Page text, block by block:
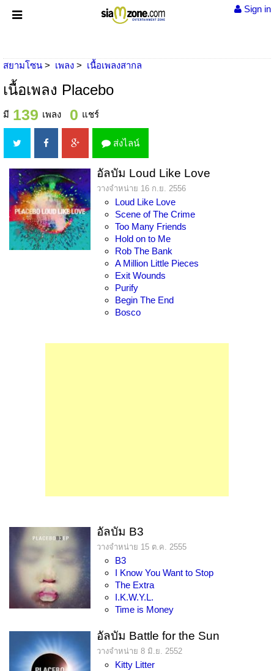
Sign in
สยามโซน เพลง เนื้อเพลงสากล
เนื้อเพลง Placebo
มี 139 เพลง 0 แชร์
ส่งไลน์
อัลบัม Loud Like Love
วางจำหน่าย 16 ก.ย. 2556
Loud Like Love
Scene of The Crime
Too Many Friends
Hold on to Me
Rob The Bank
A Million Little Pieces
Exit Wounds
Purify
Begin The End
Bosco
อัลบัม B3
วางจำหน่าย 15 ต.ค. 2555
B3
I Know You Want to Stop
The Extra
I.K.W.Y.L.
Time is Money
อัลบัม Battle for the Sun
วางจำหน่าย 8 มิ.ย. 2552
Kitty Litter